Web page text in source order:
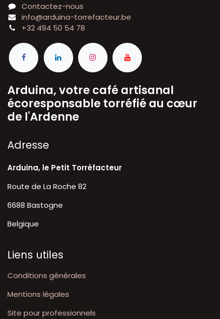
Contactez-nous
info@arduina-torrefacteur.be
+32 494 50 54 78
Arduina, votre café artisanal
écoresponsable torréfié au cœur
de l'Ardenne
A​dresse
Arduina, le Petit Torréfacteur
Route de La Roche 82
6688 Bastogne
Belgique
Liens utiles
Conditions générales
Mentions légales
Site pour professionnels